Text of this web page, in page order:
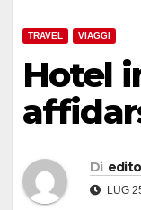
TRAVEL VIAGGI
Hotel
Di
LUG